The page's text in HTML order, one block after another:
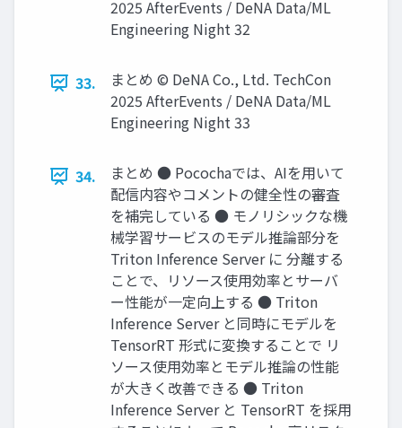
2025 AfterEvents / DeNA Data/ML
Engineering Night 32
33.
まとめ © DeNA Co., Ltd. TechCon
2025 AfterEvents / DeNA Data/ML
Engineering Night 33
34.
まとめ ● Pocochaでは、AIを用いて
配信内容やコメントの健全性の審査
を補完している ● モノリシックな機
械学習サービスのモデル推論部分を
Triton Inference Server に 分離する
ことで、リソース使用効率とサーバ
ー性能が一定向上する ● Triton
Inference Server と同時にモデルを
TensorRT 形式に変換することで リ
ソース使用効率とモデル推論の性能
が大きく改善できる ● Triton
Inference Server と TensorRT を採用